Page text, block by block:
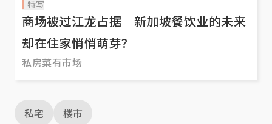
特写
商场被过江龙占据 新加坡餐饮业的未来
却在住家悄悄萌芽？
私房菜有市场
私宅 楼市